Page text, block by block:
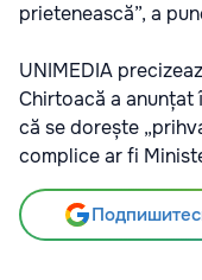
prietenească”, a
UNIMEDIA
Chirtoacă a anunțat
că se dorește
complice ar fi